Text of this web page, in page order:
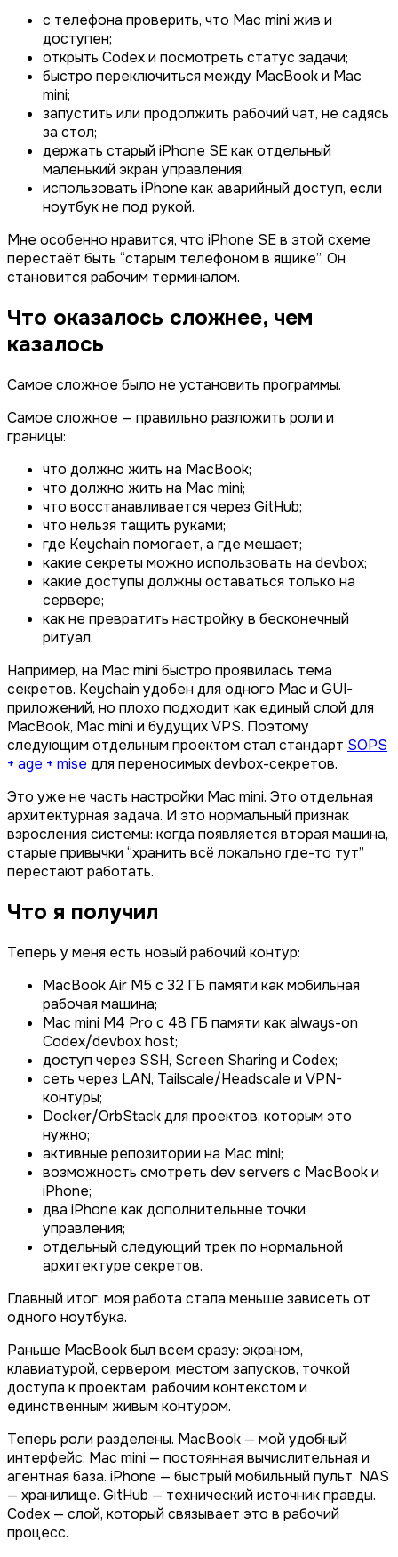
с телефона проверить, что Mac mini жив и
доступен;
открыть Codex и посмотреть статус задачи;
быстро переключиться между MacBook и Mac
mini;
запустить или продолжить рабочий чат, не садясь
за стол;
держать старый iPhone SE как отдельный
маленький экран управления;
использовать iPhone как аварийный доступ, если
ноутбук не под рукой.
Мне особенно нравится, что iPhone SE в этой схеме
перестаёт быть “старым телефоном в ящике”. Он
становится рабочим терминалом.
Что оказалось сложнее, чем
казалось
Самое сложное было не установить программы.
Самое сложное — правильно разложить роли и
границы:
что должно жить на MacBook;
что должно жить на Mac mini;
что восстанавливается через GitHub;
что нельзя тащить руками;
где Keychain помогает, а где мешает;
какие секреты можно использовать на devbox;
какие доступы должны оставаться только на
сервере;
как не превратить настройку в бесконечный
ритуал.
Например, на Mac mini быстро проявилась тема
секретов. Keychain удобен для одного Mac и GUI-
приложений, но плохо подходит как единый слой для
MacBook, Mac mini и будущих VPS. Поэтому
следующим отдельным проектом стал стандарт SOPS
+ age + mise для переносимых devbox-секретов.
Это уже не часть настройки Mac mini. Это отдельная
архитектурная задача. И это нормальный признак
взросления системы: когда появляется вторая машина,
старые привычки “хранить всё локально где-то тут”
перестают работать.
Что я получил
Теперь у меня есть новый рабочий контур:
MacBook Air M5 с 32 ГБ памяти как мобильная
рабочая машина;
Mac mini M4 Pro с 48 ГБ памяти как always-on
Codex/devbox host;
доступ через SSH, Screen Sharing и Codex;
сеть через LAN, Tailscale/Headscale и VPN-
контуры;
Docker/OrbStack для проектов, которым это
нужно;
активные репозитории на Mac mini;
возможность смотреть dev servers с MacBook и
iPhone;
два iPhone как дополнительные точки
управления;
отдельный следующий трек по нормальной
архитектуре секретов.
Главный итог: моя работа стала меньше зависеть от
одного ноутбука.
Раньше MacBook был всем сразу: экраном,
клавиатурой, сервером, местом запусков, точкой
доступа к проектам, рабочим контекстом и
единственным живым контуром.
Теперь роли разделены. MacBook — мой удобный
интерфейс. Mac mini — постоянная вычислительная и
агентная база. iPhone — быстрый мобильный пульт. NAS
— хранилище. GitHub — технический источник правды.
Codex — слой, который связывает это в рабочий
процесс.